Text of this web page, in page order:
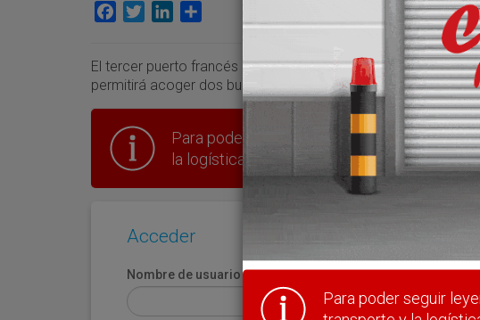
Facebook
TwitterLinkedIn
El tercer puerto francés inicia las obras del muelle de 1.150
permitirá acoger dos buques ULCS.
Para poder seguir leyendo hay que estar
la logística en España.
Acceder
Nombre de usuario
Para poder seguir